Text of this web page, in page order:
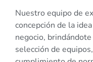
Nuestro equipo de
concepción de la
negocio,
selección de